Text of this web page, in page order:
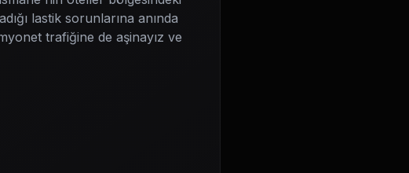
lastik sorunlarına anında
trafiğine de aşinayız ve